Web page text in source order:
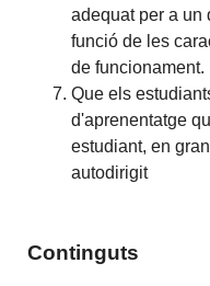
adequat per a un
funció de les
de funcionament.
Que els
d'aprenentatge
estudiant, en
autodirigit
Continguts